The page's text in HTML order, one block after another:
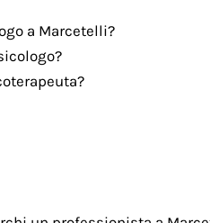
a Marcetelli?